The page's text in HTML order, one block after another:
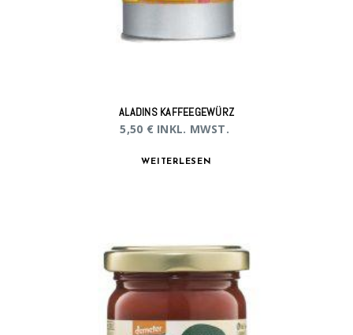
ALADINS KAFFEEGEWÜRZ
5,50 € INKL. MWST.
WEITERLESEN